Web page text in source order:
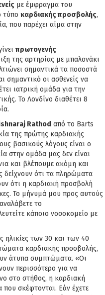
με έμφραγμα του
τύπο καρδιακής προσβολής,
που παρέχει αίμα στην
πρωτογενής
της αρτηρίας με μπαλονάκι
σημαντικά τα ποσοστά
σημαντικό οι ασθενείς να
ιατρική ομάδα για την
Το Λονδίνο διαθέτει 8
Rathod από το Barts
της πρώτης καρδιακής
βασικούς λόγους είναι ο
στην ομάδα μας δεν είναι
και βλέπουμε ακόμη και
δείχνουν ότι τα πληρώματα
ότι η καρδιακή προσβολή
Το μήνυμά μου προς αυτούς
το
κάποιο νοσοκομείο με
ηλικίες των 30 και των 40
καρδιακής προσβολής,
άτυπα συμπτώματα. «Οι
περισσότερο για να
στο στήθος, η καρδιακή
σκέφτονται. Εάν έχετε